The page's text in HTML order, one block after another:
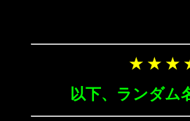
★ ★ ★
以下、ランダム